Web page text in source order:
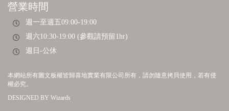
營業時間
週一至週五09:00-19:00
週六10:30-19:00 (參觀請預留1hr)
週日-公休
本網站所有圖文板權皆歸喜地實業有限公司所有，請勿隨意拷貝使用，若有侵
權必究。
DESIGNED BY Wizards